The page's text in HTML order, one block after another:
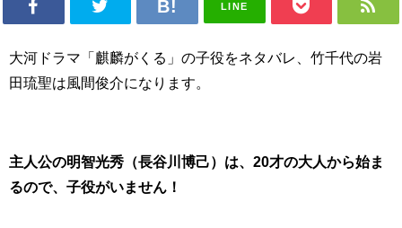
LINE
大河ドラマ「麒麟がくる」の子役をネタバレ、竹千代の岩
田琉聖は風間俊介になります。
主人公の明智光秀（長谷川博己）は、20才の大人から始ま
るので、子役がいません！